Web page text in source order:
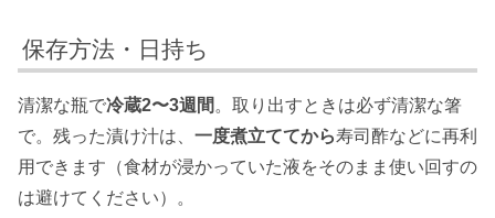
保存方法・日持ち
清潔な瓶で冷蔵2〜3週間 。取り出すときは必ず清潔な箸
で。残った漬け汁は、 一度煮立ててから寿司酢などに再利
用できます（食材が浸かっていた液をそのまま使い回すの
は避けてください）。